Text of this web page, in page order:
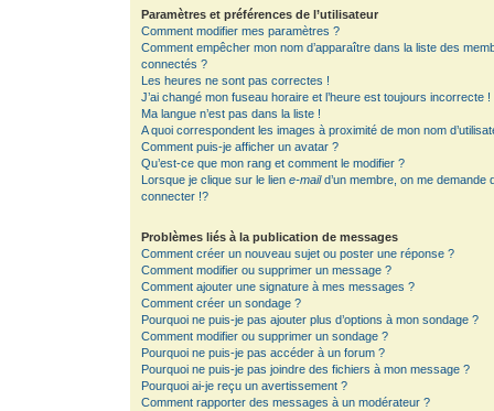
Paramètres et préférences de l’utilisateur
Comment modifier mes paramètres ?
Comment empêcher mon nom d’apparaître dans la liste des
connectés ?
Les heures ne sont pas correctes !
J’ai changé mon fuseau horaire et l’heure est toujours incorrecte !
Ma langue n’est pas dans la liste !
A quoi correspondent les images à proximité de mon nom
Comment puis-je afficher un avatar ?
Qu’est-ce que mon rang et comment le modifier ?
Lorsque je clique sur le lien e-maild’un membre, on me demande
connecter !?
Problèmes liés à la publication de messages
Comment créer un nouveau sujet ou poster une réponse ?
Comment modifier ou supprimer un message ?
Comment ajouter une signature à mes messages ?
Comment créer un sondage ?
Pourquoi ne puis-je pas ajouter plus d’options à mon sondage ?
Comment modifier ou supprimer un sondage ?
Pourquoi ne puis-je pas accéder à un forum ?
Pourquoi ne puis-je pas joindre des fichiers à mon message ?
Pourquoi ai-je reçu un avertissement ?
Comment rapporter des messages à un modérateur ?